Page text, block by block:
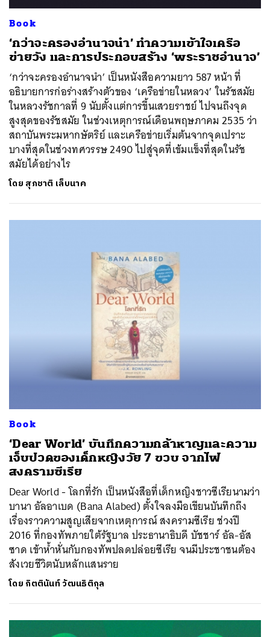
Book
‘กว่าจะครองอำนาจนำ’ ทำความเข้าใจเครือ
ข่ายวัง และการประกอบสร้าง ‘พระราชอำนาจ’
‘กว่าจะครองอำนาจนำ’ เป็นหนังสือความยาว 587 หน้า ที่
อธิบายการก่อร่างสร้างตัวของ ‘เครือข่ายในหลวง’ ในรัชสมัย
ในหลวงรัชกาลที่ 9 นับตั้งแต่การขึ้นเสวยราชย์ ไปจนถึงจุด
สูงสุดของรัชสมัย ในช่วงเหตุการณ์เดือนพฤษภาคม 2535 ว่า
สถาบันพระมหากษัตริย์ และเครือข่ายเริ่มต้นจากจุดเปราะ
บางที่สุดในช่วงทศวรรษ 2490 ไปสู่จุดที่เข้มแข็งที่สุดในรัช
สมัยได้อย่างไร
โดย สุภชาติ เล็บนาค
Book
‘Dear World’ บันทึกความกล้าหาญและความ
เจ็บปวดของเด็กหญิงวัย 7 ขวบ จากไฟ
สงครามซีเรีย
Dear World - โลกที่รัก เป็นหนังสือที่เด็กหญิงชาวซีเรียนามว่า
บานา อัลอาเบด (Bana Alabed) ตั้งใจลงมือเขียนบันทึกถึง
เรื่องราวความสูญเสียจากเหตุการณ์ สงครามซีเรีย ช่วงปี
2016 ที่กองทัพภายใต้รัฐบาล ประธานาธิบดี บัชชาร์ อัล-อัส
ซาด เข้าห้ำหั่นกับกองทัพปลดปล่อยซีเรีย จนมีประชาชนต้อง
สังเวยชีวิตนับหลักแสนราย
โดย กิตตินันท์ วัฒนธิติกุล